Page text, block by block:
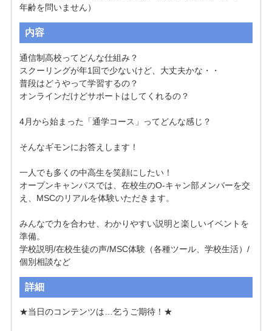
年齢を問いません）
内容
通信制高校ってどんな仕組み？
スクーリングが年1回で少ないけど、大丈夫かな・・
普段はどうやって学習するの？
オンラインだけどサポートはしてくれるの？
4月から始まった「通学コース」ってどんな感じ？
そんなギモンにお答えします！
一人でも多くの中高生を笑顔にしたい！
オープンキャンパスでは、在校生のO-キャン部メンバーを交
え、MSCのリアルを体験いただきます。
みんなで力を合わせ、わかりやすい説明と楽しいイベントを
準備。
学校説明/在校生徒の声/MSC体験（各種ツール、学校生活）/
個別相談など
詳細
★当日のコンテンツは…乞うご期待！★